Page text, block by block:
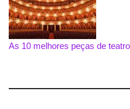
As 10 melhores peças de